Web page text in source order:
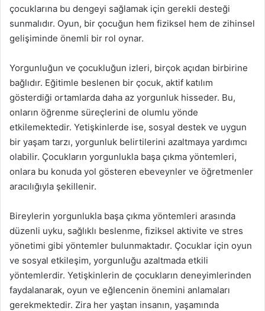
çocuklarına bu dengeyi sağlamak için gerekli desteği
sunmalıdır. Oyun, bir çocuğun hem fiziksel hem de zihinsel
gelişiminde önemli bir rol oynar.
Yorgunluğun ve çocukluğun izleri, birçok açıdan birbirine
bağlıdır. Eğitimle beslenen bir çocuk, aktif katılım
gösterdiği ortamlarda daha az yorgunluk hisseder. Bu,
onların öğrenme süreçlerini de olumlu yönde
etkilemektedir. Yetişkinlerde ise, sosyal destek ve uygun
bir yaşam tarzı, yorgunluk belirtilerini azaltmaya yardımcı
olabilir. Çocukların yorgunlukla başa çıkma yöntemleri,
onlara bu konuda yol gösteren ebeveynler ve öğretmenler
aracılığıyla şekillenir.
Bireylerin yorgunlukla başa çıkma yöntemleri arasında
düzenli uyku, sağlıklı beslenme, fiziksel aktivite ve stres
yönetimi gibi yöntemler bulunmaktadır. Çocuklar için oyun
ve sosyal etkileşim, yorgunluğu azaltmada etkili
yöntemlerdir. Yetişkinlerin de çocukların deneyimlerinden
faydalanarak, oyun ve eğlencenin önemini anlamaları
gerekmektedir. Zira her yaştan insanın, yaşamında